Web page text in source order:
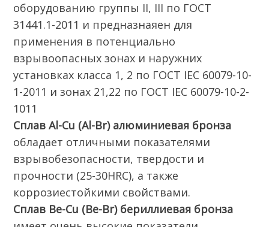
оборудованию группы II, III по ГОСТ
31441.1-2011 и предназнаяен для
применения в потенциально
взрывоопасных зонах и наружних
установках класса 1, 2 по ГОСТ IEC 60079-10-
1-2011 и зонах 21,22 по ГОСТ IEC 60079-10-2-
1011
Сплав Al-Cu (Al-Br) алюминиевая бронза
обладает отличными показателями
взрывобезопасности, твердости и
прочности (25-30HRC), а также
коррозиестойкими свойствами.
Сплав Be-Cu (Be-Br) бериллиевая бронза